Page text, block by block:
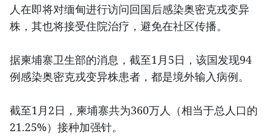
人在即将对缅甸进行访问回国后感染奥密克戎变异
株，其也将接受住院治疗，避免在社区传播。
据柬埔寨卫生部的消息，截至1月5日，该国发现94
例感染奥密克戎变异株患者，都是境外输入病例。
截至1月2日，柬埔寨共为360万人（相当于总人口的
21.25%）接种加强针。